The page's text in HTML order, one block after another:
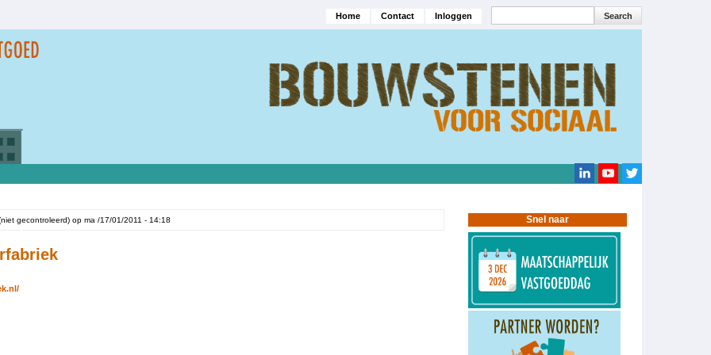
Search
Hoofdnavigatie
Home Contact Inloggen
gecontroleerd) op ma /17/01/2011 - 14:18 Snel naar